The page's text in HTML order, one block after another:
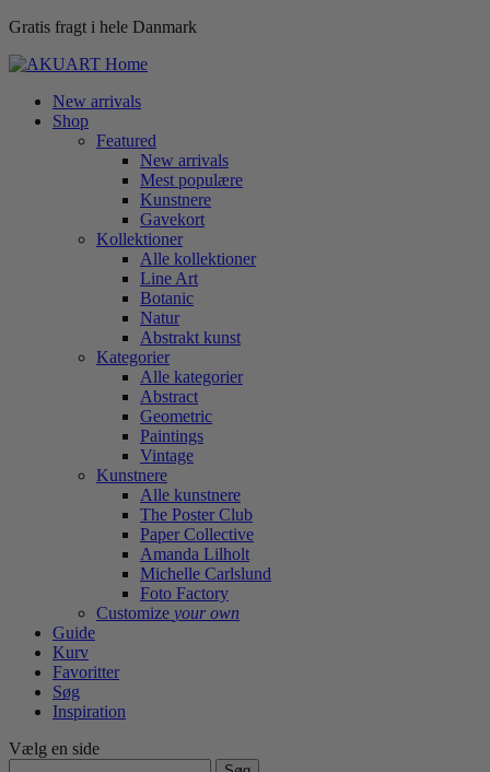
Gratis fragt i hele Danmark
New arrivals
Shop
Featured
New arrivals
Mest populære
Kunstnere
Gavekort
Kollektioner
Alle kollektioner
Line Art
Botanic
Natur
Abstrakt kunst
Kategorier
Alle kategorier
Abstract
Geometric
Paintings
Vintage
Kunstnere
Alle kunstnere
The Poster Club
Paper Collective
Amanda Lilholt
Michelle Carlslund
Foto Factory
Customize your own
Guide
Kurv
Favoritter
Søg
Inspiration
Vælg en side